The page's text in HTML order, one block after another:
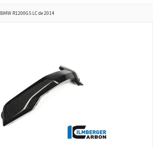
BMW R1200GS LC de 2014